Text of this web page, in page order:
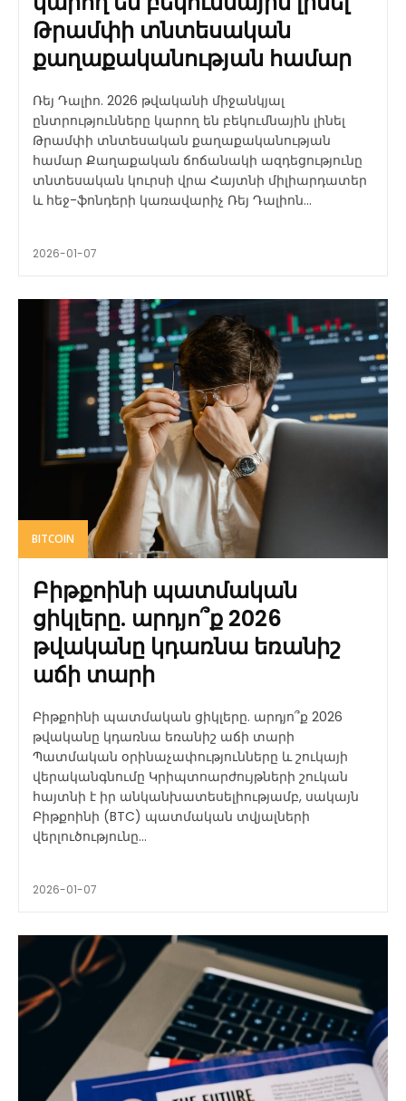
Թրամփի տնտեսական
քաղաքականության համար
Ռեյ Դալիո. 2026 թվականի միջանկյալ
ընտրությունները կարող են բեկումնային լինել
Թրամփի տնտեսական քաղաքականության
համար Քաղաքական ճոճանակի ազդեցությունը
տնտեսական կուրսի վրա Հայտնի միլիարդատեր
և հեջ-ֆոնդերի կառավարիչ Ռեյ Դալիոն...
2026-01-07
BITCOIN
Բիթքոինի պատմական
ցիկլերը. արդյո՞ք 2026
թվականը կդառնա եռանիշ
աճի տարի
Բիթքոինի պատմական ցիկլերը. արդյո՞ք 2026
թվականը կդառնա եռանիշ աճի տարի
Պատմական օրինաչափությունները և շուկայի
վերականգնումը Կրիպտոարժույթների շուկան
հայտնի է իր անկանխատեսելիությամբ, սակայն
Բիթքոինի (BTC) պատմական տվյալների
վերլուծությունը...
2026-01-07